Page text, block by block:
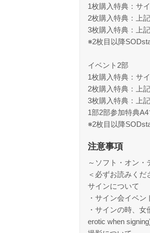
1枚購入特典：サ
2枚購入特典：上
3枚購入特典：上
※2枚目以降
イベント2部
1枚購入特典：サ
2枚購入特典：上
3枚購入特典：上
1部2部参加特典
※2枚目以降
注意事項
～ソフト・オン・
＜必ずお読みくだ
サインについて
・サイン会イベ
・サインの時、
erotic when